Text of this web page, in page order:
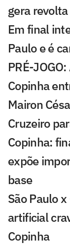
gera
Em final
Paulo e é
PRÉ-
Copinha
Mairon
Cruzeiro
Copinha:
expõe
base
São Paulo
artificial
Copinha